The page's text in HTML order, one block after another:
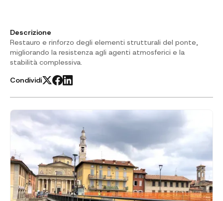
Descrizione
Restauro e rinforzo degli elementi strutturali del ponte,
migliorando la resistenza agli agenti atmosferici e la
stabilità complessiva.
Condividi